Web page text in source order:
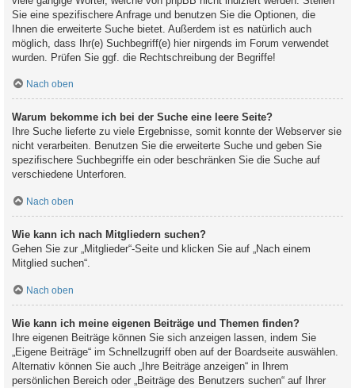
Sie eine spezifischere Anfrage und benutzen Sie die Optionen, die
Ihnen die erweiterte Suche bietet. Außerdem ist es natürlich auch
möglich, dass Ihr(e) Suchbegriff(e) hier nirgends im Forum verwendet
wurden. Prüfen Sie ggf. die Rechtschreibung der Begriffe!
Nach oben
Warum bekomme ich bei der Suche eine leere Seite?
Ihre Suche lieferte zu viele Ergebnisse, somit konnte der Webserver sie
nicht verarbeiten. Benutzen Sie die erweiterte Suche und geben Sie
spezifischere Suchbegriffe ein oder beschränken Sie die Suche auf
verschiedene Unterforen.
Nach oben
Wie kann ich nach Mitgliedern suchen?
Gehen Sie zur „Mitglieder“-Seite und klicken Sie auf „Nach einem
Mitglied suchen“.
Nach oben
Wie kann ich meine eigenen Beiträge und Themen finden?
Ihre eigenen Beiträge können Sie sich anzeigen lassen, indem Sie
„Eigene Beiträge“ im Schnellzugriff oben auf der Boardseite auswählen.
Alternativ können Sie auch „Ihre Beiträge anzeigen“ in Ihrem
persönlichen Bereich oder „Beiträge des Benutzers suchen“ auf Ihrer